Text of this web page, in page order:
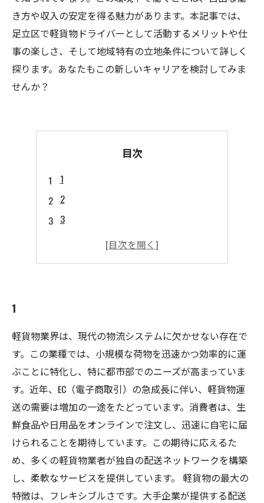
き方や収入の安定を得る魅力があります。本記事では、
足立区で軽貨物ドライバーとして活動するメリットや仕
事の楽しさ、そして地域特有の立地条件について詳しく
探ります。あなたもこの新しいキャリアを検討してみま
せんか？
目次
1
2
3
1
軽貨物業界は、現代の物流システムに欠かせない存在で
す。この業種では、小規模な荷物を迅速かつ効率的に運
ぶことに特化し、特に都市部でのニーズが高まっていま
す。近年、EC（電子商取引）の急成長に伴い、軽貨物運
送の需要は増加の一途をたどっています。消費者は、生
鮮食品や日用品をオンラインで注文し、迅速に自宅に届
けられることを期待しています。この期待に応えるた
め、多くの軽貨物業者が独自の配送ネットワークを構築
し、柔軟なサービスを提供しています。 軽貨物の最大の
特徴は、フレキシブルさです。大手企業が提供する配送